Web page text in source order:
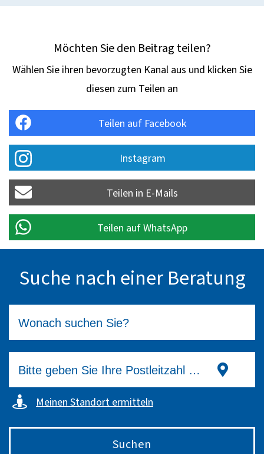
Möchten Sie den Beitrag teilen?
Wählen Sie ihren bevorzugten Kanal aus und klicken Sie
diesen zum Teilen an
Teilen auf Facebook
Instagram
Teilen in E-Mails
Teilen auf WhatsApp
Suche nach einer Beratung
Meinen Standort ermitteln
Suchen